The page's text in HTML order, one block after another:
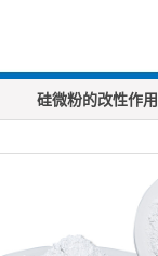
硅微粉的改性作用